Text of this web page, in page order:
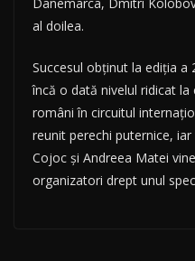
Danemarca, Dmitri
al doilea.
Succesul obținut la ediția
încă o dată nivelul ridicat
români în circuitul
reunit perechi puternice,
Cojoc și Andreea Matei
organizatori drept unul